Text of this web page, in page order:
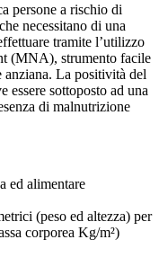
persone a rischio di
necessitano di una
tramite l’utilizzo
(MNA), strumento facile
La positività del
essere sottoposto ad una
di malnutrizione
ed alimentare
(peso ed altezza) per
corporea Kg/m²)